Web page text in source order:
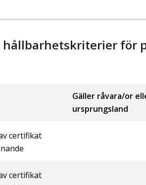
för
Gäller råvara/or
ursprungsland
certifikat
certifikat